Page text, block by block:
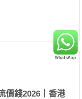
價錢2026｜香港